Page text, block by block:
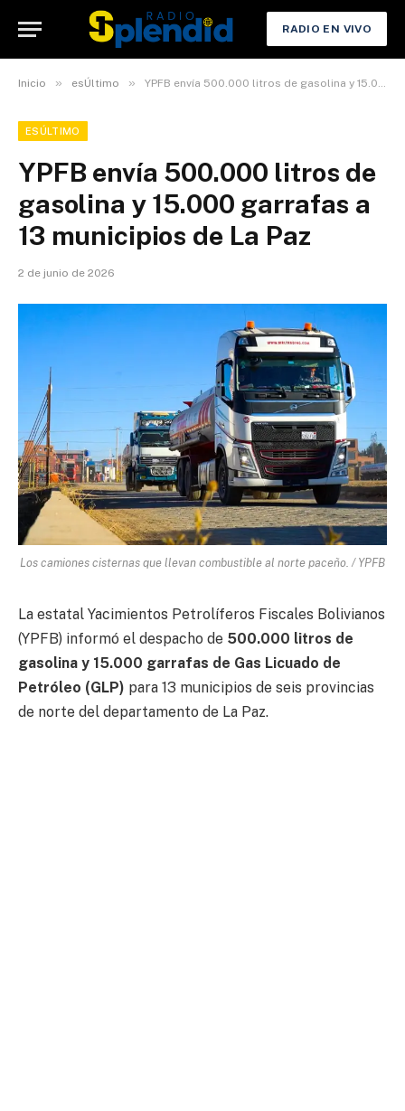
RADIO EN VIVO
Inicio » esÚltimo » YPFB envía 500.000 litros de gasolina y 15.000 garrafas a 13 municipios de La Paz
ESÚLTIMO
YPFB envía 500.000 litros de
gasolina y 15.000 garrafas a
13 municipios de La Paz
2 de junio de 2026
Los camiones cisternas que llevan combustible al norte paceño. / YPFB
La estatal Yacimientos Petrolíferos Fiscales Bolivianos
(YPFB) informó el despacho de 500.000 litros de
gasolina y 15.000 garrafas de Gas Licuado de
Petróleo (GLP) para 13 municipios de seis provincias
de norte del departamento de La Paz.